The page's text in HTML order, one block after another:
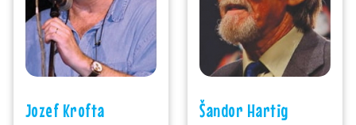
Jozef Krofta Šandor Hartig